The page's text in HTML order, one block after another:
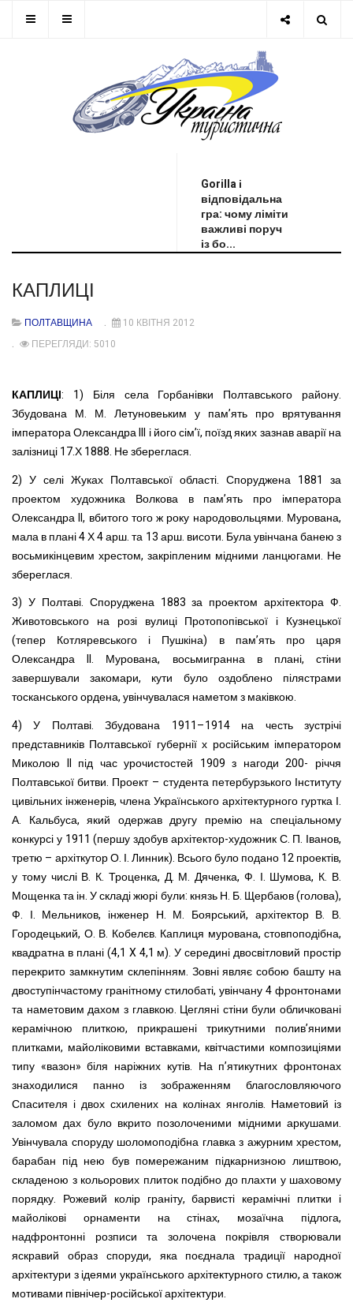
Gorilla і
відповідальна
гра: чому ліміти
важливі поруч
із бо...
КАПЛИЦІ
ПОЛТАВЩИНА
10 КВІТНЯ 2012
ПЕРЕГЛЯДИ: 5010
КАПЛИЦІ: 1) Біля села Горбанівки Полтавського району.
Збудована М. М. Летуновеьким у пам’ять про врятування
імператора Олександра III і його сім’ї, поїзд яких зазнав аварії на
залізниці 17.Х 1888. Не збереглася.
2) У селі Жуках Полтавської області. Споруджена 1881 за
проектом художника Волкова в пам’ять про імператора
Олександра II, вбитого того ж року народовольцями. Мурована,
мала в плані 4 Х 4 арш. та 13 арш. висоти. Була увінчана банею з
восьмикінцевим хрестом, закріпленим мідними ланцюгами. Не
збереглася.
3) У Полтаві. Споруджена 1883 за проектом архітектора Ф.
Животовського на розі вулиці Протопопівської і Кузнецької
(тепер Котляревського і Пушкіна) в пам’ять про царя
Олександра II. Мурована, восьмигранна в плані, стіни
завершували закомари, кути було оздоблено пілястрами
тосканського ордена, увінчувалася наметом з маківкою.
4) У Полтаві. Збудована 1911–1914 на честь зустрічі
представників Полтавської губернії х російським імператором
Миколою II під час урочистостей 1909 з нагоди 200- річчя
Полтавської битви. Проект – студента петербурзького Інституту
цивільних інженерів, члена Українського архітектурного гуртка І.
А. Кальбуса, який одержав другу премію на спеціальному
конкурсі у 1911 (першу здобув архітектор-художник С. П. Іванов,
третю – архіткутор О. І. Линник). Всього було подано 12 проектів,
у тому числі В. К. Троценка, Д. М. Дяченка, Ф. І. Шумова, К. В.
Мощенка та ін. У складі жюрі були: князь Н. Б. Щербаюв (голова),
Ф. І. Мельников, інженер Н. М. Боярський, архітектор В. В.
Городецький, О. В. Кобелєв. Каплиця мурована, стовпоподібна,
квадратна в плані (4,1 X 4,1 м). У середині двосвітловий простір
перекрито замкнутим склепінням. Зовні являє собою башту на
двоступінчастому гранітному стилобаті, увінчану 4 фронтонами
та наметовим дахом з главкою. Цегляні стіни були обличковані
керамічною плиткою, прикрашені трикутними полив’яними
плитками, майоліковими вставками, квітчастими композиціями
типу «вазон» біля наріжних кутів. На п’ятикутних фронтонах
знаходилися панно із зображенням благословляючого
Спасителя і двох схилених на колінах янголів. Наметовий із
заломом дах було вкрито позолоченими мідними аркушами.
Увінчувала споруду шоломоподібна главка з ажурним хрестом,
барабан під нею був помережаним підкарнизною лиштвою,
складеною з кольорових плиток подібно до плахти у шаховому
порядку. Рожевий колір граніту, барвисті керамічні плитки і
майолікові орнаменти на стінах, мозаїчна підлога,
надфронтонні розписи та золочена покрівля створювали
яскравий образ споруди, яка поєднала традиції народної
архітектури з ідеями українського архітектурного стилю, а також
мотивами північер-російської архітектури.